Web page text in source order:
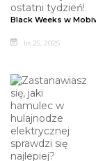
Black Weeks w
lis 25, 2025